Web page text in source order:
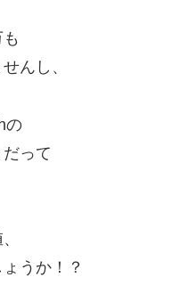
んし、
の
って
うか！？